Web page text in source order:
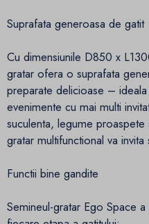
Suprafata generoasa de gatit
Cu dimensiunile D850 x
gratar ofera o suprafata
preparate delicioase –
evenimente cu mai multi
suculenta, legume
gratar multifunctional va
Functii bine gandite
Semineul-gratar Ego Space